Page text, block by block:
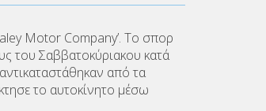
Motor Company’. Το σπορ
του Σαββατοκύριακου κατά
από τα
το αυτοκίνητο μέσω